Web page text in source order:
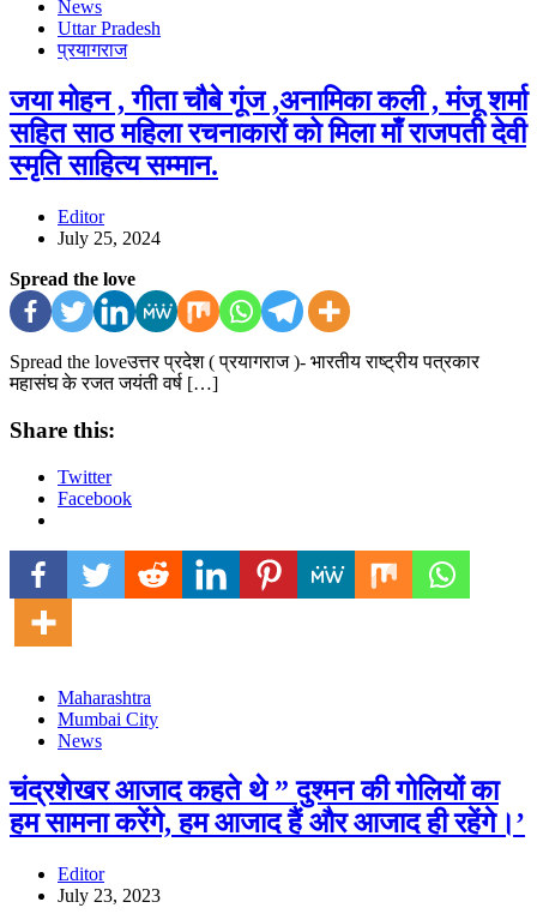
News
Uttar Pradesh
प्रयागराज
जया मोहन , गीता चौबे गूंज ,अनामिका कली , मंजू शर्मा
सहित साठ महिला रचनाकारों को मिला माँ राजपती देवी
स्मृति साहित्य सम्मान.
Editor
July 25, 2024
Spread the love
Spread the loveउत्तर प्रदेश ( प्रयागराज )- भारतीय राष्ट्रीय पत्रकार
महासंघ के रजत जयंती वर्ष […]
Share this:
Twitter
Facebook
Maharashtra
Mumbai City
News
चंद्रशेखर आजाद कहते थे ” दुश्मन की गोलियों का
हम सामना करेंगे, हम आजाद हैं और आजाद ही रहेंगे।’
Editor
July 23, 2023